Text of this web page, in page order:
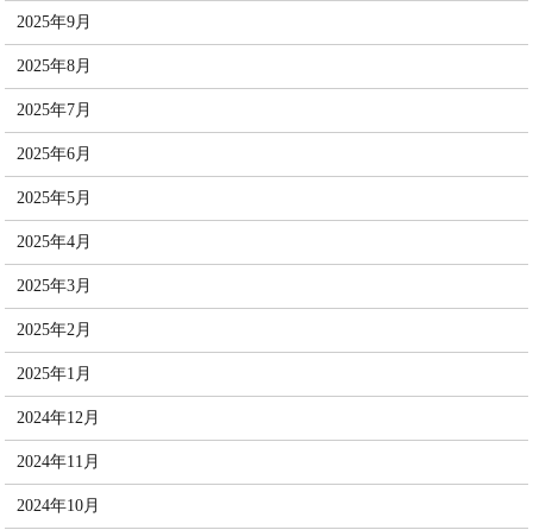
2025年9月
2025年8月
2025年7月
2025年6月
2025年5月
2025年4月
2025年3月
2025年2月
2025年1月
2024年12月
2024年11月
2024年10月